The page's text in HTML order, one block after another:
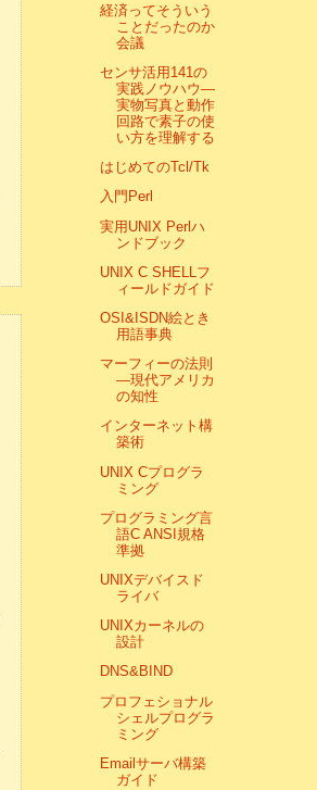
経済ってそういう
ことだったのか
会議
センサ活用141の
実践ノウハウ―
実物写真と動作
回路で素子の使
い方を理解する
はじめてのTcl/Tk
入門Perl
実用UNIX Perlハ
ンドブック
UNIX C SHELLフ
ィールドガイド
OSI&ISDN絵とき
用語事典
マーフィーの法則
―現代アメリカ
の知性
インターネット構
築術
UNIX Cプログラ
ミング
プログラミング言
語C ANSI規格
準拠
UNIXデバイスド
ライバ
UNIXカーネルの
設計
DNS&BIND
プロフェショナル
シェルプログラ
ミング
Emailサーバ構築
ガイド